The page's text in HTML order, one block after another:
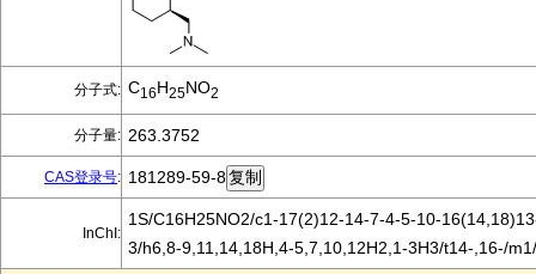
分子式: C16H25NO2
分子量: 263.3752
CAS登录号: 181289-59-8
InChI:
1S/C16H25NO2/c1-17(2)12-14-7-4-5-10-
3/h6,8-9,11,14,18H,4-5,7,10,12H2,1-3H3/t14-,16-/